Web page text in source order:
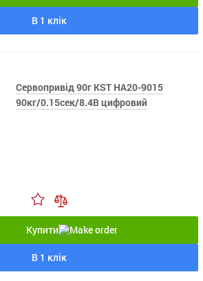
В 1 клік
Сервопривід 90г KST HA20-9015
90кг/0.15сек/8.4В цифровий
Купити
В 1 клік